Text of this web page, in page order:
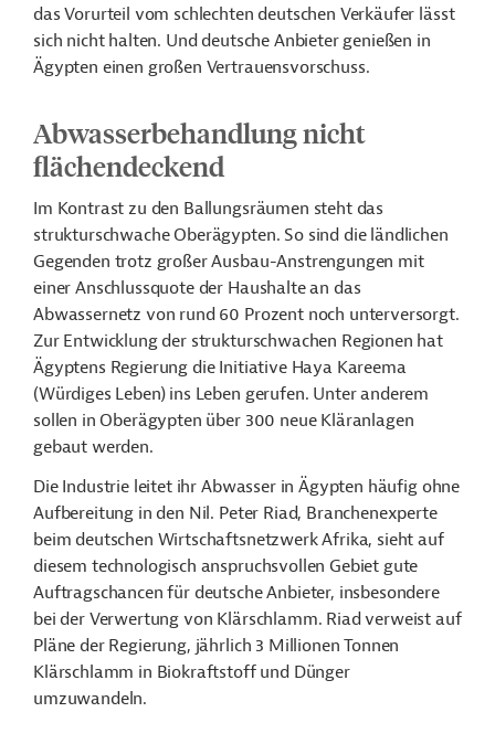
das Vorurteil vom schlechten deutschen Verkäufer lässt
sich nicht halten. Und deutsche Anbieter genießen in
Ägypten einen großen Vertrauensvorschuss.
Abwasserbehandlung nicht
flächendeckend
Im Kontrast zu den Ballungsräumen steht das
strukturschwache Oberägypten. So sind die ländlichen
Gegenden trotz großer Ausbau-Anstrengungen mit
einer Anschlussquote der Haushalte an das
Abwassernetz von rund 60 Prozent noch unterversorgt.
Zur Entwicklung der strukturschwachen Regionen hat
Ägyptens Regierung die Initiative Haya Kareema
(Würdiges Leben) ins Leben gerufen. Unter anderem
sollen in Oberägypten über 300 neue Kläranlagen
gebaut werden.
Die Industrie leitet ihr Abwasser in Ägypten häufig ohne
Aufbereitung in den Nil. Peter Riad, Branchenexperte
beim deutschen Wirtschaftsnetzwerk Afrika, sieht auf
diesem technologisch anspruchsvollen Gebiet gute
Auftragschancen für deutsche Anbieter, insbesondere
bei der Verwertung von Klärschlamm. Riad verweist auf
Pläne der Regierung, jährlich 3 Millionen Tonnen
Klärschlamm in Biokraftstoff und Dünger
umzuwandeln.